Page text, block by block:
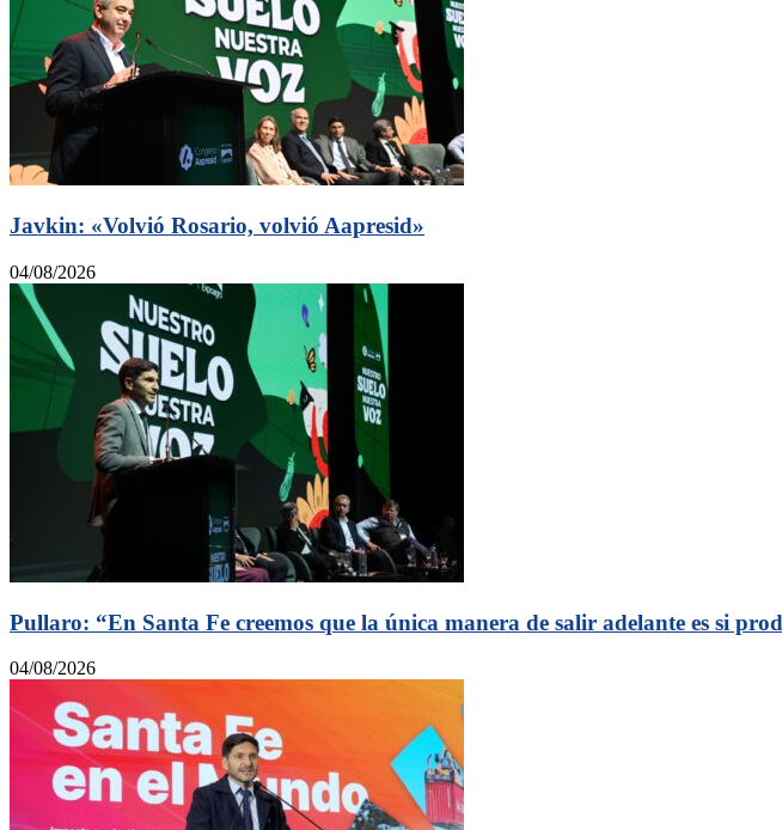
Javkin: «Volvió Rosario, volvió Aapresid»
04/08/2026
Pullaro: “En Santa Fe creemos que la única manera de salir adelante es si
04/08/2026